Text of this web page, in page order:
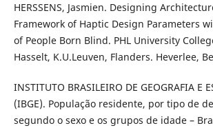
HERSSENS, Jasmien. Designing
Framework of Haptic Design Parameters
of People Born Blind. PHL University
Hasselt, K.U.Leuven, Flanders. Heverlee,
INSTITUTO BRASILEIRO DE GEOGRAFIA E
(IBGE). População residente, por tipo de
segundo o sexo e os grupos de idade –